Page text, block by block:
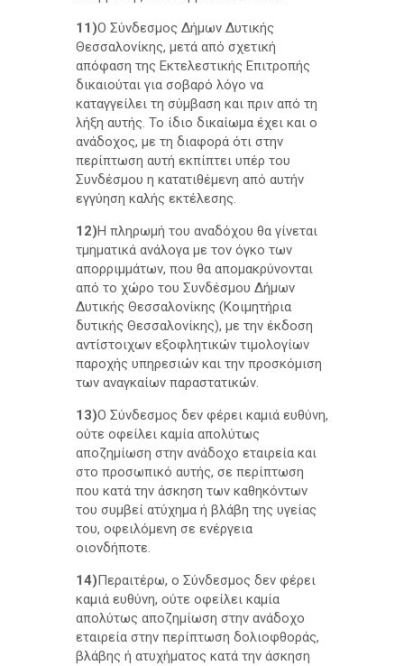
11)Ο Σύνδεσμος Δήμων Δυτικής
Θεσσαλονίκης, μετά από σχετική
απόφαση της Εκτελεστικής Επιτροπής
δικαιούται για σοβαρό λόγο να
καταγγείλει τη σύμβαση και πριν από τη
λήξη αυτής. Το ίδιο δικαίωμα έχει και ο
ανάδοχος, με τη διαφορά ότι στην
περίπτωση αυτή εκπίπτει υπέρ του
Συνδέσμου η κατατιθέμενη από αυτήν
εγγύηση καλής εκτέλεσης.
12)Η πληρωμή του αναδόχου θα γίνεται
τμηματικά ανάλογα με τον όγκο των
απορριμμάτων, που θα απομακρύνονται
από το χώρο του Συνδέσμου Δήμων
Δυτικής Θεσσαλονίκης (Κοιμητήρια
δυτικής Θεσσαλονίκης), με την έκδοση
αντίστοιχων εξοφλητικών τιμολογίων
παροχής υπηρεσιών και την προσκόμιση
των αναγκαίων παραστατικών.
13)Ο Σύνδεσμος δεν φέρει καμιά ευθύνη,
ούτε οφείλει καμία απολύτως
αποζημίωση στην ανάδοχο εταιρεία και
στο προσωπικό αυτής, σε περίπτωση
που κατά την άσκηση των καθηκόντων
του συμβεί ατύχημα ή βλάβη της υγείας
του, οφειλόμενη σε ενέργεια
οιονδήποτε.
14)Περαιτέρω, ο Σύνδεσμος δεν φέρει
καμιά ευθύνη, ούτε οφείλει καμία
απολύτως αποζημίωση στην ανάδοχο
εταιρεία στην περίπτωση δολιοφθοράς,
βλάβης ή ατυχήματος κατά την άσκηση